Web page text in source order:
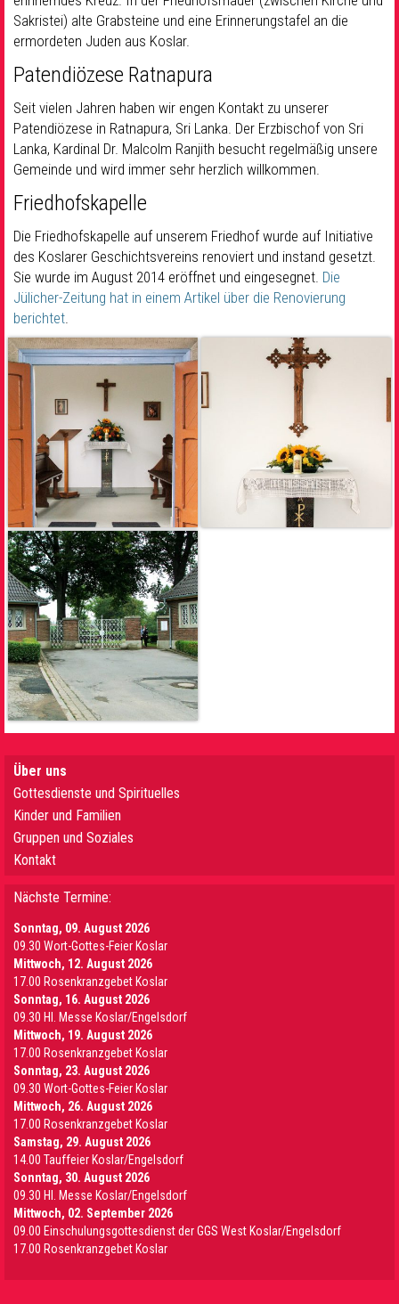
Sakristei) alte Grabsteine und eine Erinnerungstafel an die
ermordeten Juden aus Koslar.
Patendiözese Ratnapura
Seit vielen Jahren haben wir engen Kontakt zu unserer
Patendiözese in Ratnapura, Sri Lanka. Der Erzbischof von Sri
Lanka, Kardinal Dr. Malcolm Ranjith besucht regelmäßig unsere
Gemeinde und wird immer sehr herzlich willkommen.
Friedhofskapelle
Die Friedhofskapelle auf unserem Friedhof wurde auf Initiative
des Koslarer Geschichtsvereins renoviert und instand gesetzt.
Sie wurde im August 2014 eröffnet und eingesegnet. Die
Jülicher-Zeitung hat in einem Artikel über die Renovierung
berichtet.
Über uns
Gottesdienste und Spirituelles
Kinder und Familien
Gruppen und Soziales
Kontakt
Nächste Termine:
Sonntag, 09. August 2026
09.30 Wort-Gottes-Feier Koslar
Mittwoch, 12. August 2026
17.00 Rosenkranzgebet Koslar
Sonntag, 16. August 2026
09.30 Hl. Messe Koslar/Engelsdorf
Mittwoch, 19. August 2026
17.00 Rosenkranzgebet Koslar
Sonntag, 23. August 2026
09.30 Wort-Gottes-Feier Koslar
Mittwoch, 26. August 2026
17.00 Rosenkranzgebet Koslar
Samstag, 29. August 2026
14.00 Tauffeier Koslar/Engelsdorf
Sonntag, 30. August 2026
09.30 Hl. Messe Koslar/Engelsdorf
Mittwoch, 02. September 2026
09.00 Einschulungsgottesdienst der GGS West Koslar/Engelsdorf
17.00 Rosenkranzgebet Koslar